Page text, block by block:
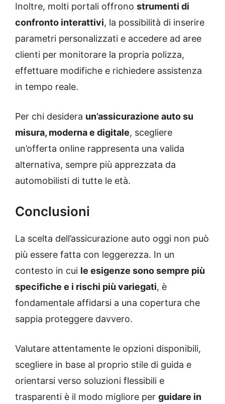
Inoltre, molti portali offrono strumenti di
confronto interattivi, la possibilità di inserire
parametri personalizzati e accedere ad aree
clienti per monitorare la propria polizza,
effettuare modifiche e richiedere assistenza
in tempo reale.
Per chi desidera un’assicurazione auto su
misura, moderna e digitale, scegliere
un’offerta online rappresenta una valida
alternativa, sempre più apprezzata da
automobilisti di tutte le età.
Conclusioni
La scelta dell’assicurazione auto oggi non può
più essere fatta con leggerezza. In un
contesto in cui le esigenze sono sempre più
specifiche e i rischi più variegati, è
fondamentale affidarsi a una copertura che
sappia proteggere davvero.
Valutare attentamente le opzioni disponibili,
scegliere in base al proprio stile di guida e
orientarsi verso soluzioni flessibili e
trasparenti è il modo migliore per guidare in